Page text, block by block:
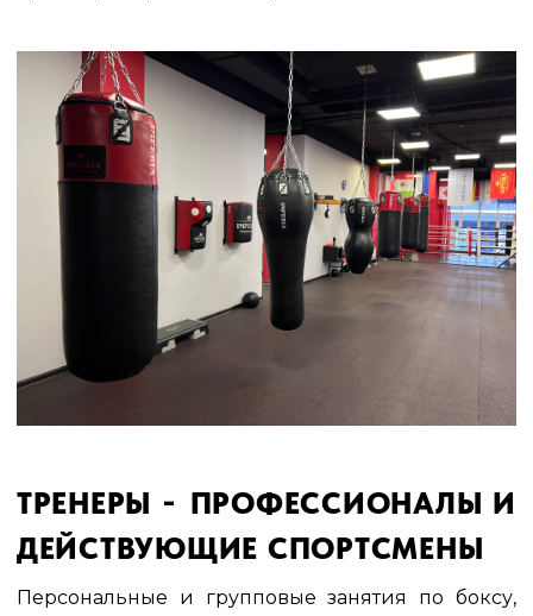
ТРЕНЕРЫ - ПРОФЕССИОНАЛЫ И
ДЕЙСТВУЮЩИЕ СПОРТСМЕНЫ
Персональные и групповые занятия по боксу,